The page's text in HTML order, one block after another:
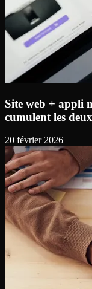
Site web + appli
cumulent les
20 février 2026